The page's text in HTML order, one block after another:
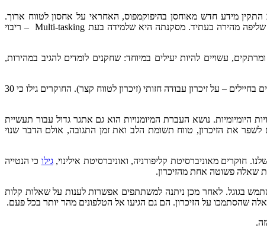
מידע חדש מאוחסן בהיפוקמפוס, האחראי על אחסון לטווח ארוך.
כשתלמיד לומד בזמן צפייה בטלוויזיה המידע עלול להגיע לסטריאטום, האחראי לאחסון נהלים וכישורים חדשים, ולא עובדות. המשמעות היא מניעת שליפה מהירה בעתיד. מסקנתה היא שלמידה בעת Multi-tasking – ריבוי
עשויים להיות יעילים במיוחד: שחקנים לומדים להגיב במהירות,
דוגמה – בשנת 2014, קארה בלקר מאוניברסיטת ג’ונס הופקינס למדה עם עמיתיה את משחקי ההשפעה בסדרת “Call of Duty” – שבה שחקנים שולטים בחיילים – על זיכרון עבודה חזותי (זיכרון לטווח קצר). החוקרים גילו כי 30
נושא העברת המיומנויות הוא גם אתגר גדול עבור תעשיית
ביום יכולים לשפר את הזיכרון, טווח תשומת הלב ואת זמן התגובה, אולם הדבר שנוי
חוקרים מאוניברסיטת קליפורניה, ואוניברסיטת אילינוי,גילו כי הנטייה
שאלה פשוטה אחת מהזיכרון.
בגוגל. לאחר מכן ניתנה למשתתפים אפשרות לענות על שאלות קלות
שהסתמכו על הזיכרון. הם גם הגיעו אל הטלפונים מהר יותר בכל פעם.